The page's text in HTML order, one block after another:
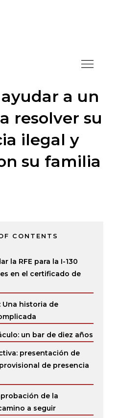
exención I-
a un
resolver su
ilegal y
su familia
CONTENTS
la RFE para la I-130
en el certificado de
Una historia de
un bar de diez años
presentación de
de presencia
de la
a seguir